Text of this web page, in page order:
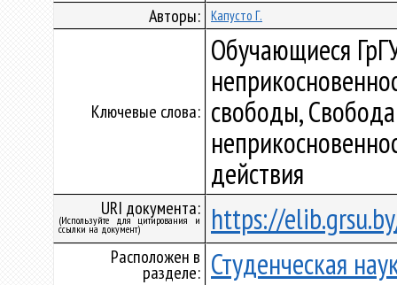
Авторы: Капусто Г.
Ключевые слова:
Обучающиеся
свободы,
действия
URI документа:
(Используйте для цитирования и
ссылки на документ) https://
Расположен в
разделе: Студенческая